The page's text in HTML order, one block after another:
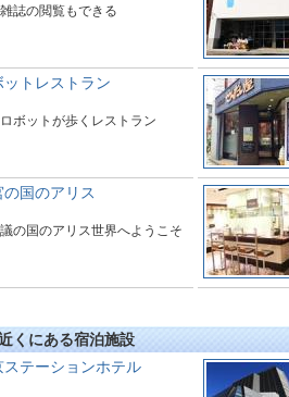
誌の閲覧もできる
ットレストラン
ボットが歩くレストラン
の国のアリス
の国のアリス世界へようこそ
くにある宿泊施設
ステーションホテル